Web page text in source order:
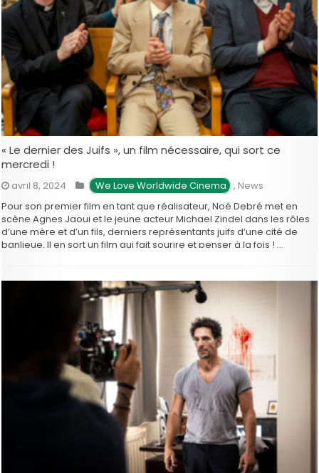
« Le dernier des Juifs », un film nécessaire, qui sort ce
mercredi !
avril 8, 2024 We Love Worldwide Cinema , News
Pour son premier film en tant que réalisateur, Noé Debré met en
scène Agnes Jaoui et le jeune acteur Michael Zindel dans les rôles
d’une mère et d’un fils, derniers représentants juifs d’une cité de
banlieue. Il en sort un film qui fait sourire et penser à la fois ! …